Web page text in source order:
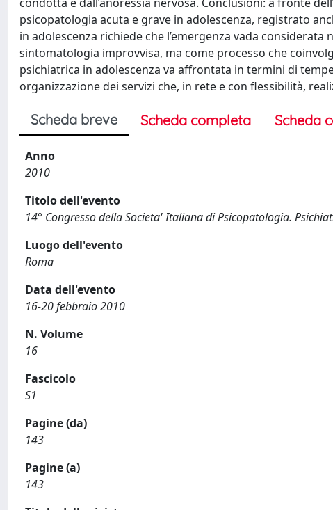
psicopatologia acuta e grave in adolescenza, registrato
in adolescenza richiede che l’emergenza vada
sintomatologia improvvisa, ma come processo che
psichiatrica in adolescenza va affrontata in termini di
organizzazione dei servizi che, in rete e con flessibilità,
Scheda breve Scheda completa Scheda
Anno
2010
Titolo dell'evento
14° Congresso della Societa' Italiana di Psicopatologia.
Luogo dell'evento
Roma
Data dell'evento
16-20 febbraio 2010
N. Volume
16
Fascicolo
S1
Pagine (da)
143
Pagine (a)
143